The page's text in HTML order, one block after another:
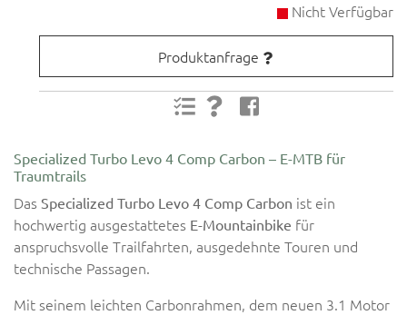
Nicht Verfügbar
Produktanfrage
Specialized Turbo Levo 4 Comp Carbon – E-MTB für
Traumtrails
Das Specialized Turbo Levo 4 Comp Carbon ist ein
hochwertig ausgestattetes E-Mountainbike für
anspruchsvolle Trailfahrten, ausgedehnte Touren und
technische Passagen.
Mit seinem leichten Carbonrahmen, dem neuen 3.1 Motor